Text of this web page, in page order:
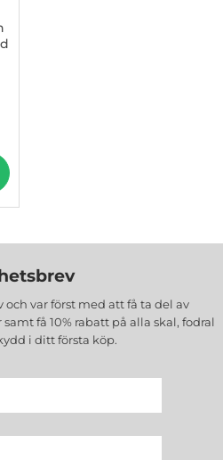
och var först med att få ta del av
få 10% rabatt på alla skal, fodral
i ditt första köp.